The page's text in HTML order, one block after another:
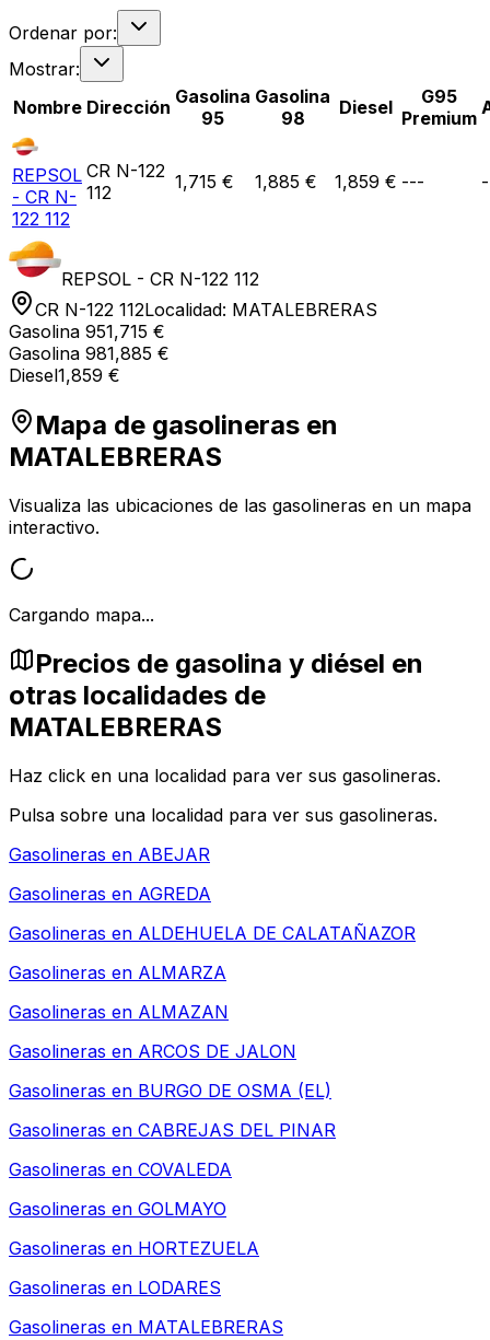
Ordenar por:
Mostrar:
Nombre Dirección Gasolina
95
Gasolina
98
Diesel
G95
Premium
REPSOL
- CR N-
122 112
CR N-122
112
1,715 € 1,885 € 1,859 € ---
REPSOL - CR N-122 112
CR N-122 112Localidad: MATALEBRERAS
Gasolina 951,715 €
Gasolina 981,885 €
Diesel1,859 €
Mapa de gasolineras en
MATALEBRERAS
Visualiza las ubicaciones de las gasolineras en un mapa
interactivo.
Cargando mapa...
Precios de gasolina y diésel en
otras localidades de
MATALEBRERAS
Haz click en una localidad para ver sus gasolineras.
Pulsa sobre una localidad para ver sus gasolineras.
Gasolineras en ABEJAR
Gasolineras en AGREDA
Gasolineras en ALDEHUELA DE CALATAÑAZOR
Gasolineras en ALMARZA
Gasolineras en ALMAZAN
Gasolineras en ARCOS DE JALON
Gasolineras en BURGO DE OSMA (EL)
Gasolineras en CABREJAS DEL PINAR
Gasolineras en COVALEDA
Gasolineras en GOLMAYO
Gasolineras en HORTEZUELA
Gasolineras en LODARES
Gasolineras en MATALEBRERAS